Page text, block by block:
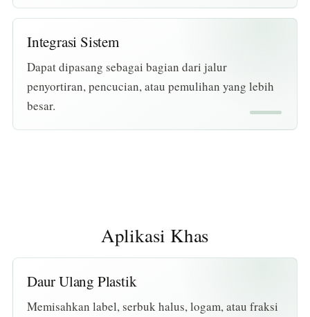
Integrasi Sistem
Dapat dipasang sebagai bagian dari jalur
penyortiran, pencucian, atau pemulihan yang lebih
besar.
Aplikasi Khas
Daur Ulang Plastik
Memisahkan label, serbuk halus, logam, atau fraksi